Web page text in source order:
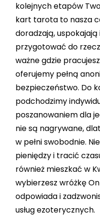
kolejnych etapów
kart tarota to nasza
doradzają, uspokajają
przygotować do
ważne gdzie
oferujemy pełną
bezpieczeństwo. Do
podchodzimy
poszanowaniem dla
nie są nagrywane,
w pełni swobodnie.
pieniędzy i tracić
również mieszkać w
wybierzesz wróżkę
odpowiada i
usług ezoterycznych.